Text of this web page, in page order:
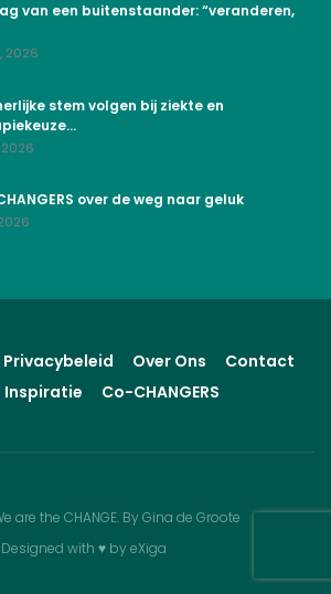
van een buitenstaander: “veranderen,
2026
stem volgen bij ziekte en
2026
over de weg naar geluk
Privacybeleid Over Ons
Contact
Inspiratie
Co-CHANGERS
are the CHANGE. By Gina de Groote
Designed with ♥ by eXiga